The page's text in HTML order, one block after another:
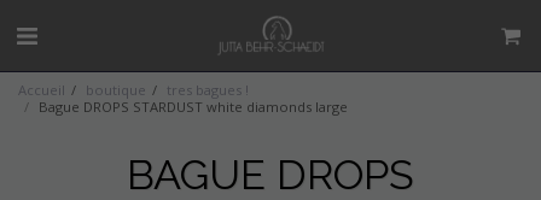
Accueil boutique
tres bagues !
Bague DROPS STARDUST white diamonds large
BAGUE DROPS